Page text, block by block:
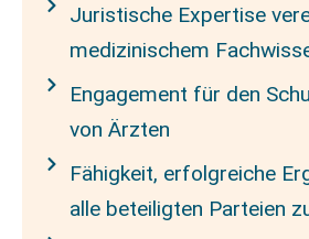
Juristische Expertise
medizinischem
Engagement für den
von Ärzten
Fähigkeit, erfolgreiche
alle beteiligten Parteien